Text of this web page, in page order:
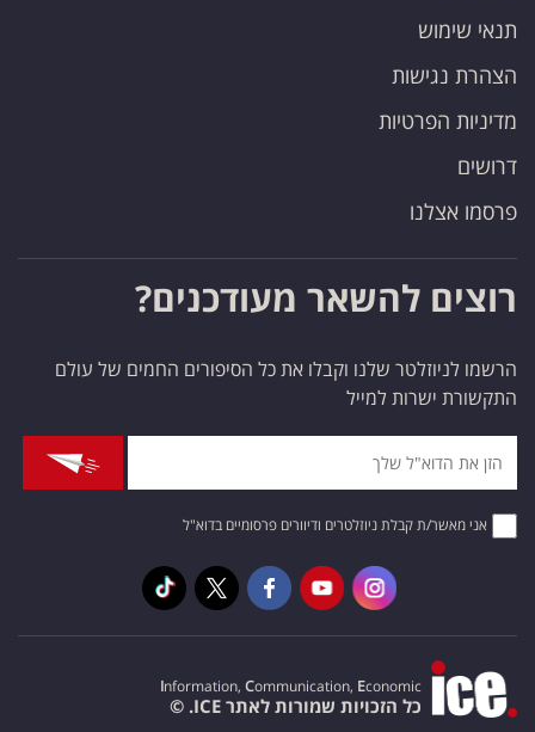
תנאי שימוש
הצהרת נגישות
מדיניות הפרטיות
דרושים
פרסמו אצלנו
רוצים להשאר מעודכנים?
הרשמו לניוזלטר שלנו וקבלו את כל הסיפורים החמים של עולם
התקשורת ישרות למייל
אני מאשר/ת קבלת ניוזלטרים ודיוורים פרסומיים בדוא"ל
Information, Communication, Economic
כל הזכויות שמורות לאתר ICE. ©